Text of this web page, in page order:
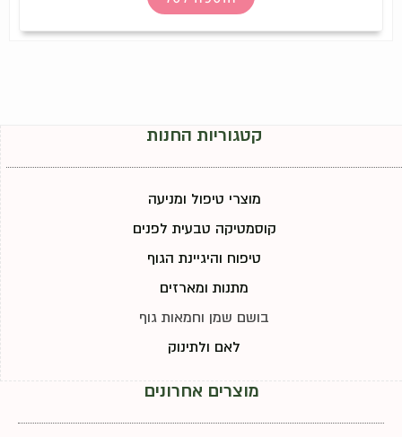
קטגוריות החנות
מוצרי טיפול ומניעה
קוסמטיקה טבעית לפנים
טיפוח והיגיינת הגוף
מתנות ומארזים
בושם שמן וחמאות גוף
לאם ולתינוק
מוצרים אחרונים